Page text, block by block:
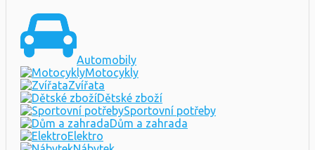
Automobily
Motocykly
Zvířata
Dětské zboží
Sportovní potřeby
Dům a zahrada
Elektro